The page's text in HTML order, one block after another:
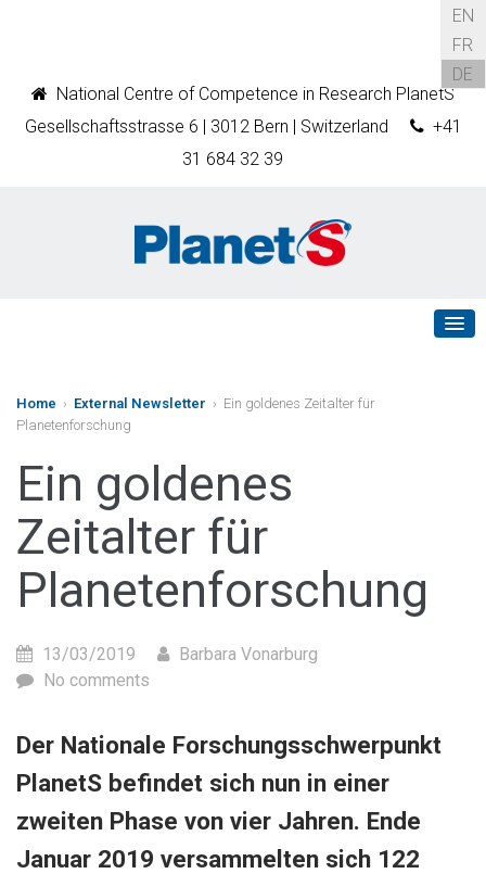
National Centre of Competence in Research PlanetS
Gesellschaftsstrasse 6 | 3012 Bern | Switzerland
+41
31 684 32 39
EN
FR
DE
Home › External Newsletter › Ein goldenes Zeitalter für
Planetenforschung
Ein goldenes
Zeitalter für
Planetenforschung
13/03/2019
Barbara Vonarburg
No comments
Der Nationale Forschungsschwerpunkt
PlanetS befindet sich nun in einer
zweiten Phase von vier Jahren. Ende
Januar 2019 versammelten sich 122